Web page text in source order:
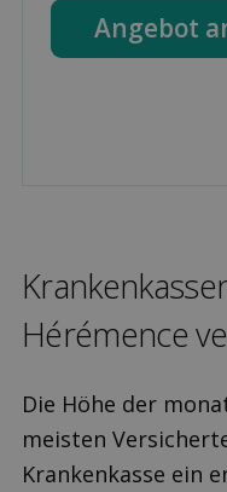
Angebot
Hérémence
Die Höhe der
meisten
Krankenkasse ein